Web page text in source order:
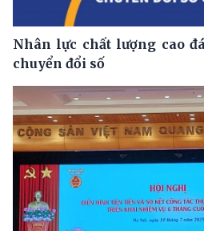
Nhân lực chất lượng cao
chuyển đổi số